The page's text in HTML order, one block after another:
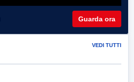
Guarda ora
VEDI TUTTI